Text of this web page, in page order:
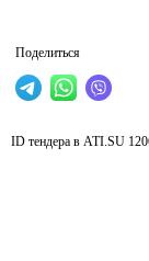
Поделиться
ID тендера в ATI.SU